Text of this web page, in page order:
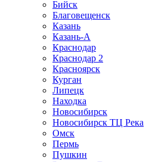
Бийск
Благовещенск
Казань
Казань-А
Краснодар
Краснодар 2
Красноярск
Курган
Липецк
Находка
Новосибирск
Новосибирск ТЦ Река
Омск
Пермь
Пушкин